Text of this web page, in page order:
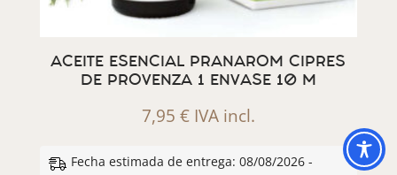
ACEITE ESENCIAL PRANAROM CIPRES
DE PROVENZA 1 ENVASE 10 M
7,95 € IVA incl.
Fecha estimada de entrega: 08/08/2026 -